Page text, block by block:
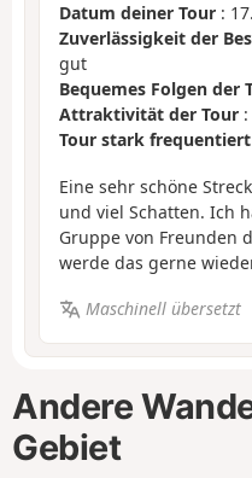
Datum deiner Tour :
Zuverlässigkeit der
gut
Bequemes Folgen der
Attraktivität der Tour
Tour stark frequentiert
Eine sehr schöne
und viel Schatten. Ich
Gruppe von Freunden
werde das gerne
Maschinell übersetzt
Andere
Gebiet